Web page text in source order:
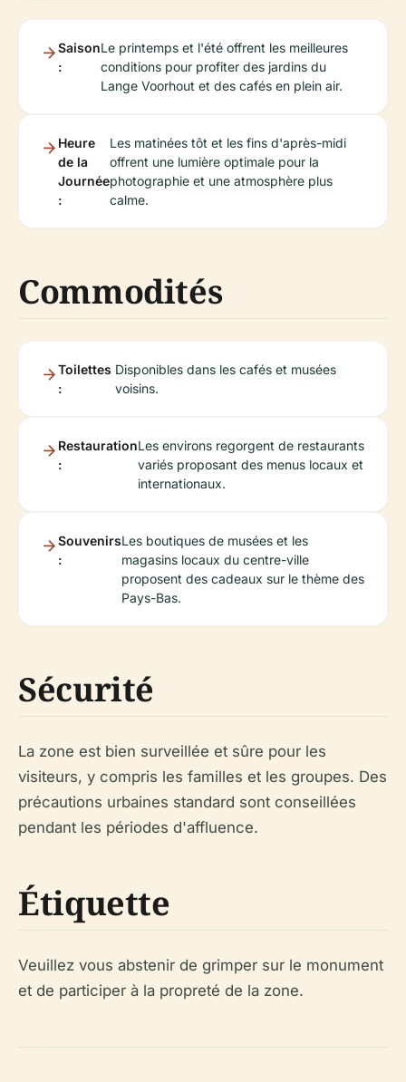
Saison
:
Le printemps et l'été offrent les meilleures
conditions pour profiter des jardins du
Lange Voorhout et des cafés en plein air.
Heure
de la
Journée
:
Les matinées tôt et les fins d'après-midi
offrent une lumière optimale pour la
photographie et une atmosphère plus
calme.
Commodités
Toilettes
:
Disponibles dans les cafés et musées
voisins.
Restauration
:
Les environs regorgent de restaurants
variés proposant des menus locaux et
internationaux.
Souvenirs
:
Les boutiques de musées et les
magasins locaux du centre-ville
proposent des cadeaux sur le thème des
Pays-Bas.
Sécurité
La zone est bien surveillée et sûre pour les
visiteurs, y compris les familles et les groupes. Des
précautions urbaines standard sont conseillées
pendant les périodes d'affluence.
Étiquette
Veuillez vous abstenir de grimper sur le monument
et de participer à la propreté de la zone.